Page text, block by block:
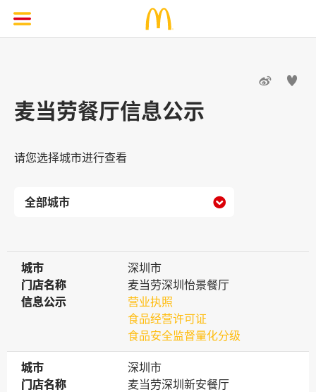
 
麦当劳餐厅信息公示
请您选择城市进行查看

城市
城市
深圳市
门店名称
门店名称
麦当劳深圳怡景餐厅
信息公示
信息公示
营业执照
食品经营许可证
食品安全监督量化分级
城市
城市
深圳市
门店名称
门店名称
麦当劳深圳新安餐厅